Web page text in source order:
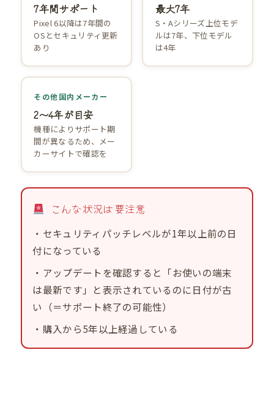
7年間サポート
Pixel 6以降は7年間の
OSとセキュリティ更新
あり
最大7年
S・Aシリーズ上位モデ
ルは7年、下位モデル
は4年
その他国内メーカー
2〜4年が目安
機種によりサポート期
間が異なるため、メー
カーサイトで確認を
こんな状況は要注意
・セキュリティパッチレベルが1年以上前の日
付になっている
・アップデートを確認すると「お使いの端末
は最新です」と表示されているのに日付が古
い（＝サポート終了の可能性）
・購入から5年以上経過している